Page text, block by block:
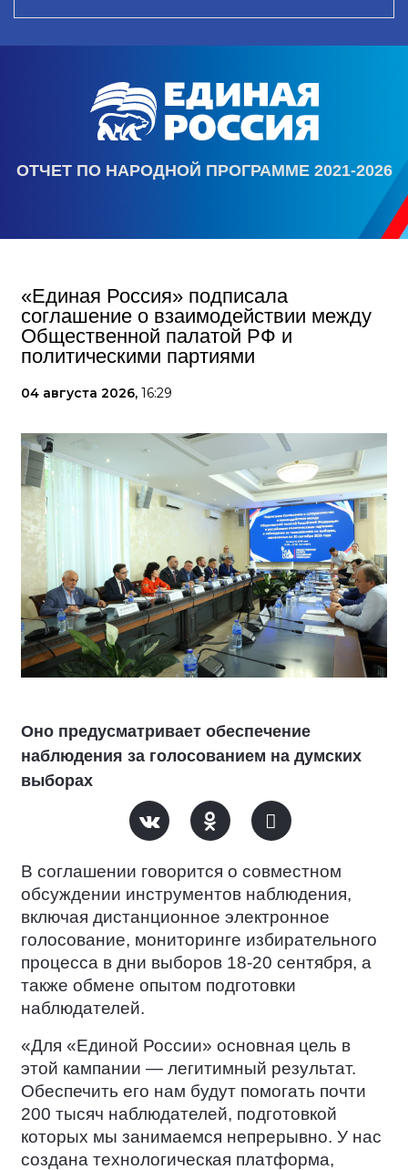
ОТЧЕТ ПО НАРОДНОЙ ПРОГРАММЕ 2021-2026
«Единая Россия» подписала
соглашение о взаимодействии между
Общественной палатой РФ и
политическими партиями
04 августа 2026, 16:29
Оно предусматривает обеспечение
наблюдения за голосованием на думских
выборах
В соглашении говорится о совместном
обсуждении инструментов наблюдения,
включая дистанционное электронное
голосование, мониторинге избирательного
процесса в дни выборов 18-20 сентября, а
также обмене опытом подготовки
наблюдателей.
«Для «Единой России» основная цель в
этой кампании — легитимный результат.
Обеспечить его нам будут помогать почти
200 тысяч наблюдателей, подготовкой
которых мы занимаемся непрерывно. У нас
создана технологическая платформа,